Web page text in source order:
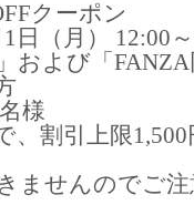
クーポン
日（月） 12:00
および「
様
、割引上限1,500
ませんのでご